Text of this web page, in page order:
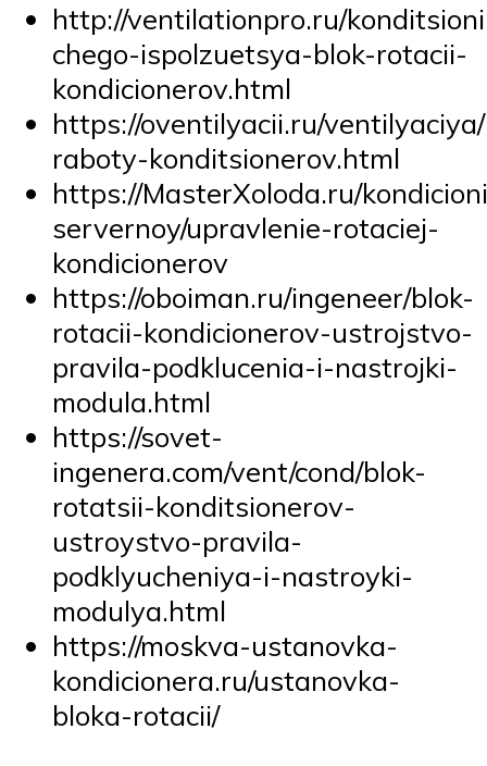
http://ventilationpro.ru/
chego-ispolzuetsya-blok-rotacii-
kondicionerov.html
https://oventilyacii.ru/
raboty-konditsionerov.html
https://MasterXoloda.ru/
servernoy/upravlenie-rotaciej-
kondicionerov
https://oboiman.ru/ingeneer/blok-
rotacii-kondicionerov-ustrojstvo-
pravila-podklucenia-i-nastrojki-
modula.html
https://sovet-
ingenera.com/vent/cond/blok-
rotatsii-konditsionerov-
ustroystvo-pravila-
podklyucheniya-i-nastroyki-
modulya.html
https://moskva-ustanovka-
kondicionera.ru/ustanovka-
bloka-rotacii/